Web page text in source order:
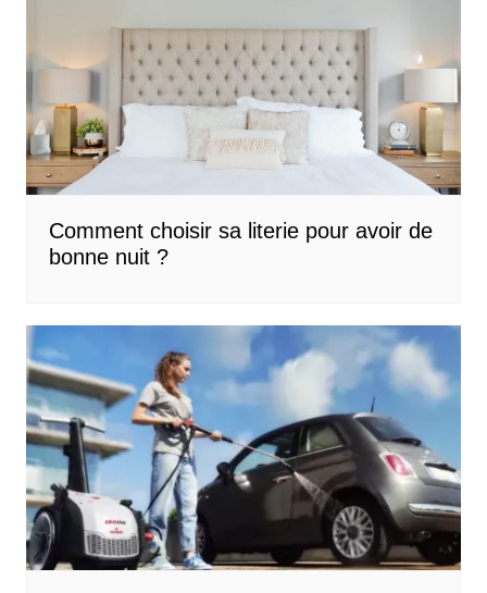
Comment choisir sa literie pour avoir de
bonne nuit ?